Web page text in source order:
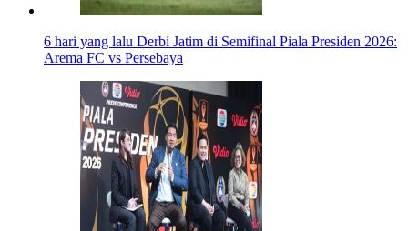
6 hari yang lalu Derbi Jatim di Semifinal Piala Presiden 2026:
Arema FC vs Persebaya